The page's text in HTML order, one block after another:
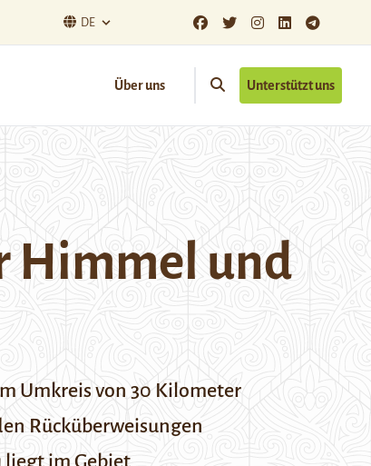
DE
Über uns Unterstützt uns
Himmel und
Umkreis von 30 Kilometer
Rücküberweisungen
liegt im Gebiet